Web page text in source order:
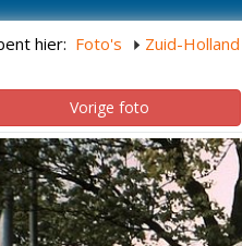
hier: Foto's Zuid-Holland
Vorige foto